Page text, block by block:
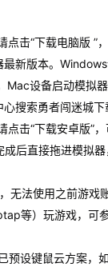
击“下载电脑版 ”
新版本。
Mac设备启动模拟
搜索勇者闯迷城下
击“下载安卓版”，
后直接拖进模拟
无法使用之前游戏
等）玩游戏，可
预设键鼠云方案，